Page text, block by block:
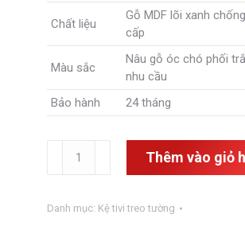
Chất liệu
Gỗ MDF lõi xanh
cấp
Màu sắc
Nâu gỗ óc chó phối
nhu cầu
Bảo hành
24 tháng
tường
Thêm vào giỏ
Danh mục: Kệ tivi treo tường